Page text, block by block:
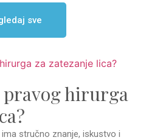
sve
pravog hirurga
stručno znanje, iskustvo i